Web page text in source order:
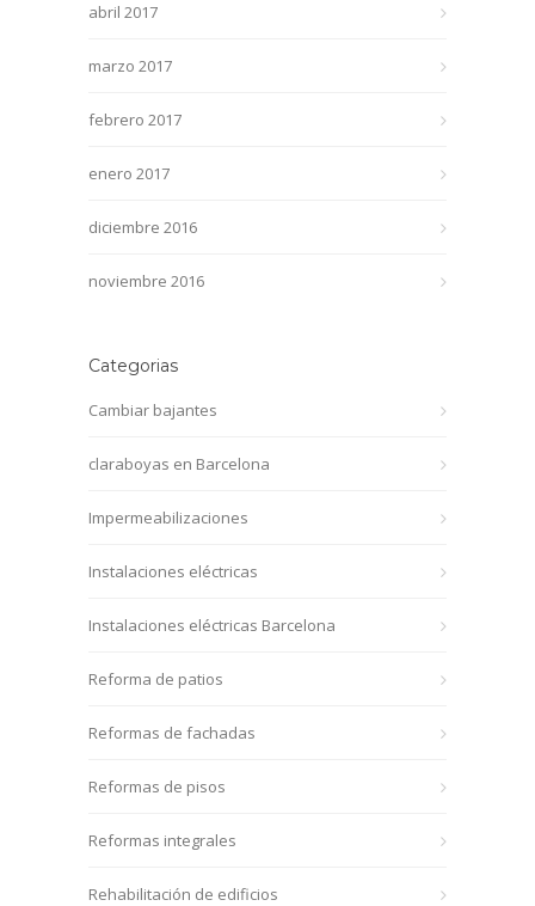
abril 2017
marzo 2017
febrero 2017
enero 2017
diciembre 2016
noviembre 2016
Categorias
Cambiar bajantes
claraboyas en Barcelona
Impermeabilizaciones
Instalaciones eléctricas
Instalaciones eléctricas Barcelona
Reforma de patios
Reformas de fachadas
Reformas de pisos
Reformas integrales
Rehabilitación de edificios